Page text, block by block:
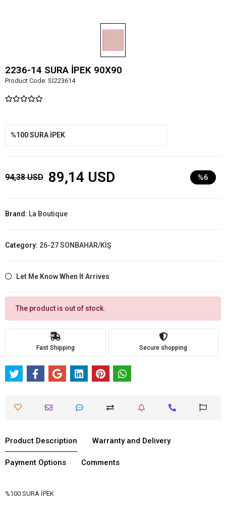
2236-14 SURA İPEK 90X90
Product Code: Sİ223614
%100 SURA İPEK
94,38 USD 89,14 USD %6
Brand: La Boutique
Category: 26-27 SONBAHAR/KIŞ
Let Me Know When İt Arrives
The product is out of stock.
Fast Shipping Secure shopping
Product Description Warranty and Delivery
Payment Options Comments
%100 SURA İPEK